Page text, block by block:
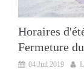
Horaires
Fermeture
04 Juil 2019